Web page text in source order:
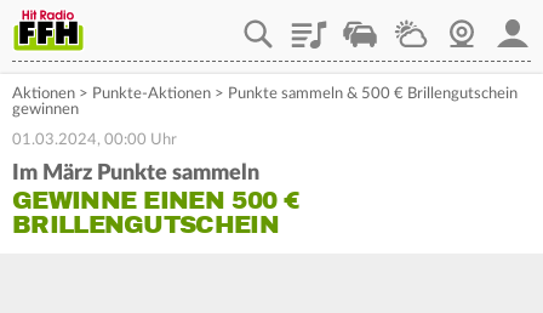
PlaylistStaupilotWetterWebcam
Aktionen > Punkte-Aktionen > Punkte sammeln & 500 € Brillengutschein
gewinnen
01.03.2024, 00:00 Uhr
Im März Punkte sammeln
GEWINNE EINEN 500 €
BRILLENGUTSCHEIN